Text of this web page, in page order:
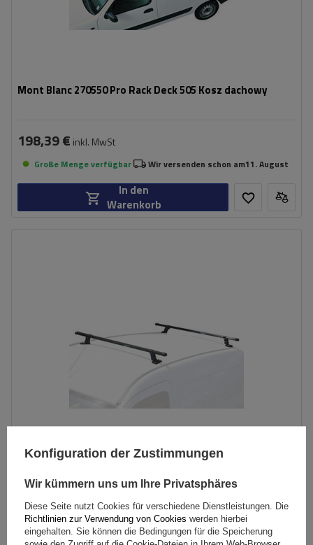
Mont Blanc 270550 Pro Rack Deck 505 Kosz dachowy
198,39 € inkl. MwSt
Große Menge verfügbar Wir versenden schon am11. August
In den
Warenkorb
129,99 €inkl. MwSt
Große Menge verfügbar Wir versenden schon am 11. August
Konfiguration der Zustimmungen
Wir kümmern uns um Ihre Privatsphäres
Diese Seite nutzt Cookies für verschiedene Dienstleistungen. Die
Richtlinien zur Verwendung von Cookies werden hierbei
eingehalten. Sie können die Bedingungen für die Speicherung